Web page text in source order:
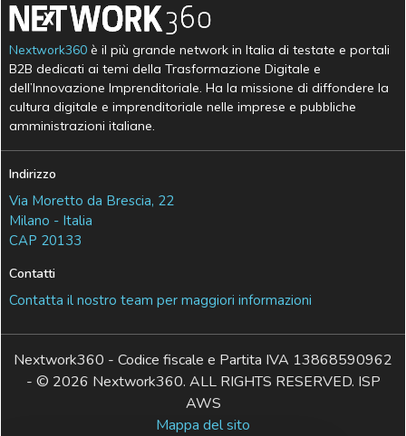
Nextwork360 è il più grande network in Italia di testate e portali
B2B dedicati ai temi della Trasformazione Digitale e
dell’Innovazione Imprenditoriale. Ha la missione di diffondere la
cultura digitale e imprenditoriale nelle imprese e pubbliche
amministrazioni italiane.
Indirizzo
Via Moretto da Brescia, 22
Milano - Italia
CAP 20133
Contatti
Contatta il nostro team per maggiori informazioni
Nextwork360 - Codice fiscale e Partita IVA 13868590962
- © 2026 Nextwork360. ALL RIGHTS RESERVED. ISP
AWS
Mappa del sito